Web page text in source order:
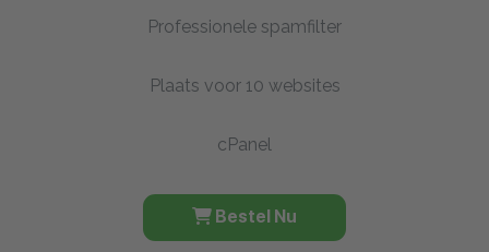
Professionele spamfilter
Plaats voor 10 websites
cPanel
Bestel Nu